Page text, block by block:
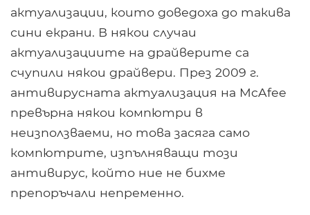
актуализации, които доведоха до такива
сини екрани. В някои случаи
актуализациите на драйверите са
счупили някои драйвери. През 2009 г.
антивирусната актуализация на McAfee
превърна някои компютри в
неизползваеми, но това засяга само
компютрите, изпълняващи този
антивирус, който ние не бихме
препоръчали непременно.